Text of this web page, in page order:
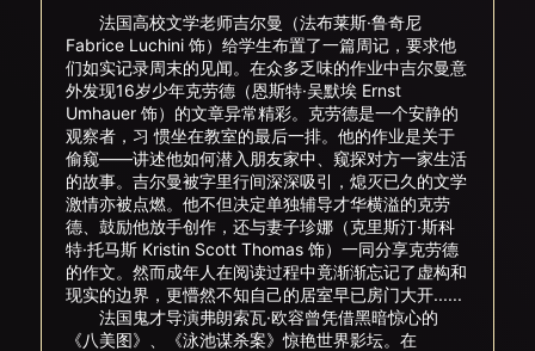
法国高校文学老师吉尔曼（法布莱斯·鲁奇尼
Fabrice Luchini 饰）给学生布置了一篇周记，要求他
们如实记录周末的见闻。在众多乏味的作业中吉尔曼意
外发现16岁少年克劳德（恩斯特·吴默埃 Ernst
Umhauer 饰）的文章异常精彩。克劳德是一个安静的
观察者，习 惯坐在教室的最后一排。他的作业是关于
偷窥——讲述他如何潜入朋友家中、窥探对方一家生活
的故事。吉尔曼被字里行间深深吸引，熄灭已久的文学
激情亦被点燃。他不但决定单独辅导才华横溢的克劳
德、鼓励他放手创作，还与妻子珍娜（克里斯汀·斯科
特·托马斯 Kristin Scott Thomas 饰）一同分享克劳德
的作文。然而成年人在阅读过程中竟渐渐忘记了虚构和
现实的边界，更懵然不知自己的居室早已房门大开......
法国鬼才导演弗朗索瓦·欧容曾凭借黑暗惊心的
《八美图》、《泳池谋杀案》惊艳世界影坛。在